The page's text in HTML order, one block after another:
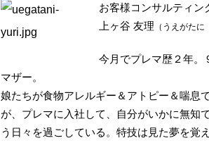
お客様コンサルティン
上ヶ谷 友理 （うえがた
今月でプレマ歴２年。
マザー。
娘たちが食物アレルギー＆アトピー＆喘息
が、プレマに入社して、自分がいかに無知
う日々を過ごしている。特技は見た夢を覚